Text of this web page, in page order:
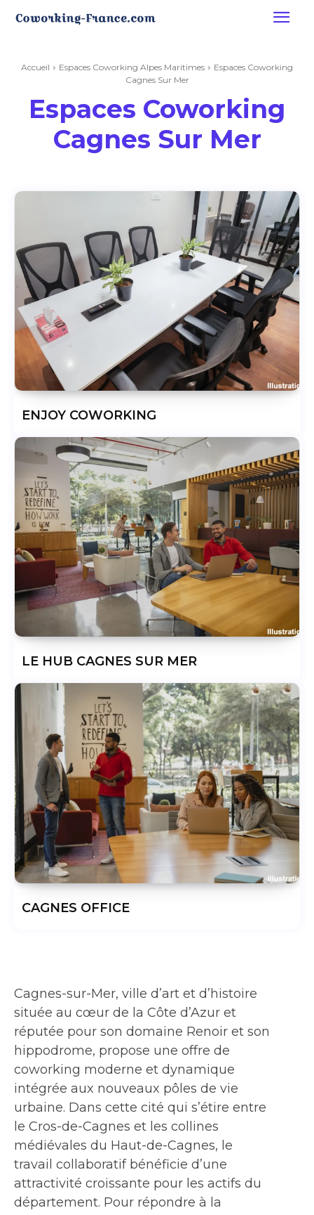
Accueil Espaces Coworking Alpes Maritimes
Espaces Coworking
Cagnes Sur Mer
Espaces Coworking
Cagnes Sur Mer
ENJOY COWORKING
LE HUB CAGNES SUR MER
CAGNES OFFICE
Cagnes-sur-Mer, ville d’art et d’histoire
située au cœur de la Côte d’Azur et
réputée pour son domaine Renoir et son
hippodrome, propose une offre de
coworking moderne et dynamique
intégrée aux nouveaux pôles de vie
urbaine. Dans cette cité qui s’étire entre
le Cros-de-Cagnes et les collines
médiévales du Haut-de-Cagnes, le
travail collaboratif bénéficie d’une
attractivité croissante pour les actifs du
département. Pour répondre à la